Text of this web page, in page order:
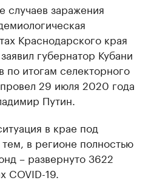
случаев заражения
Краснодарского края
губернатор Кубани
по итогам селекторного
29 июля 2020 года
Путин.
в крае под
в регионе полностью
– развернуто 3622
COVID-19.